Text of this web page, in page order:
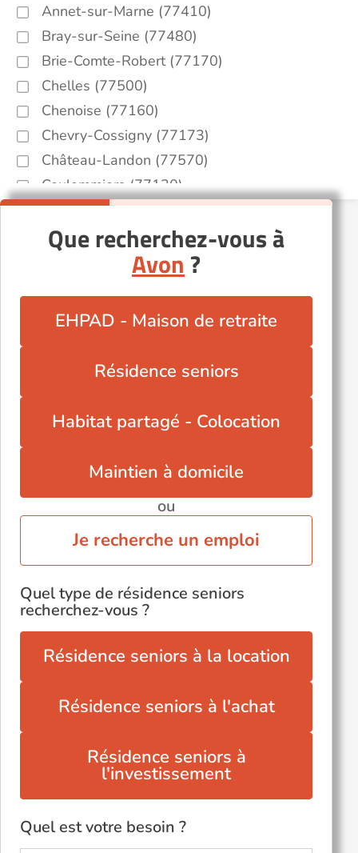
Annet-sur-Marne (77410)
Bray-sur-Seine (77480)
Brie-Comte-Robert (77170)
Chelles (77500)
Chenoise (77160)
Chevry-Cossigny (77173)
Château-Landon (77570)
Coulommiers (77120)
La Ferté-Gaucher (77320)
Lagny-sur-Marne (77400)
Livry-sur-Seine (77000)
Melun (77000)
Montereau-Fault-Yonne (77130)
Nangis (77370)
Nemours (77140)
Ozoir-la-Ferrière (77330)
Que recherchez-vous à
Avon ?
EHPAD - Maison de retraite
Résidence seniors
Habitat partagé - Colocation
Maintien à domicile
ou
Je recherche un emploi
Quel type de résidence seniors
recherchez-vous ?
Résidence seniors à la location
Résidence seniors à l'achat
Résidence seniors à
l'investissement
Quel est votre besoin ?